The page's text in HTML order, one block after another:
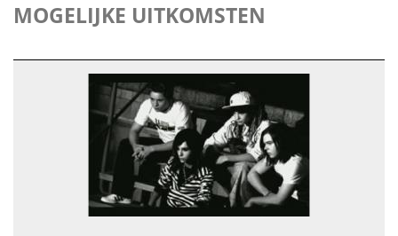
MOGELIJKE UITKOMSTEN